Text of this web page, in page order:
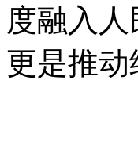
度融入
更是推